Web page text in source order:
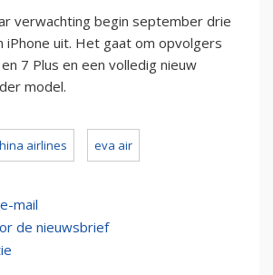
verwachting begin september drie
iPhone uit. Het gaat om opvolgers
7 Plus en een volledig nieuw
model.
airlines eva air
mail
de nieuwsbrief